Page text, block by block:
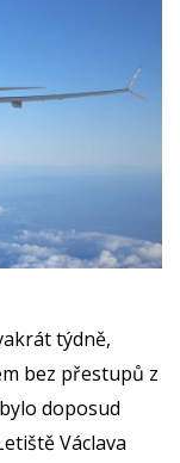
týdně,
bez přestupů z
doposud
Václava